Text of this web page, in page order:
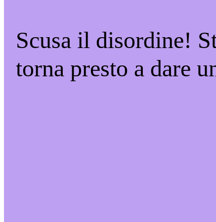
Scusa il disordine!
torna presto a dare